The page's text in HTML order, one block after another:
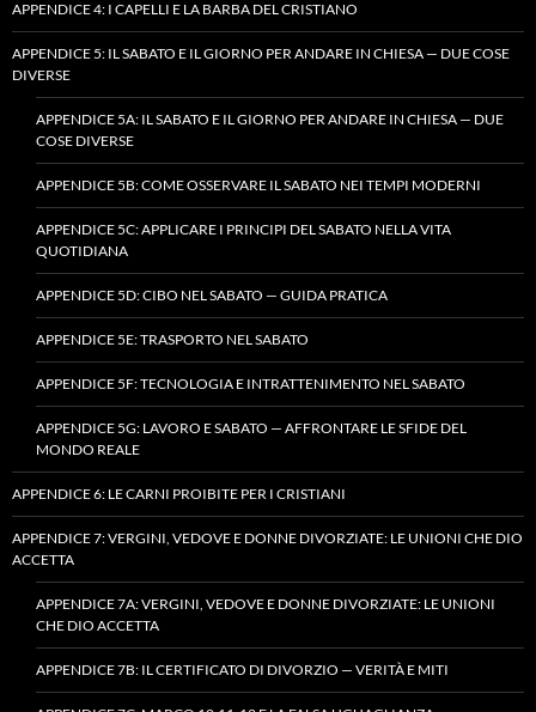
APPENDICE 4: I CAPELLI E LA BARBA DEL CRISTIANO
APPENDICE 5: IL SABATO E IL GIORNO PER ANDARE IN CHIESA — DUE COSE
DIVERSE
APPENDICE 5A: IL SABATO E IL GIORNO PER ANDARE IN CHIESA — DUE
COSE DIVERSE
APPENDICE 5B: COME OSSERVARE IL SABATO NEI TEMPI MODERNI
APPENDICE 5C: APPLICARE I PRINCIPI DEL SABATO NELLA VITA
QUOTIDIANA
APPENDICE 5D: CIBO NEL SABATO — GUIDA PRATICA
APPENDICE 5E: TRASPORTO NEL SABATO
APPENDICE 5F: TECNOLOGIA E INTRATTENIMENTO NEL SABATO
APPENDICE 5G: LAVORO E SABATO — AFFRONTARE LE SFIDE DEL
MONDO REALE
APPENDICE 6: LE CARNI PROIBITE PER I CRISTIANI
APPENDICE 7: VERGINI, VEDOVE E DONNE DIVORZIATE: LE UNIONI CHE DIO
ACCETTA
APPENDICE 7A: VERGINI, VEDOVE E DONNE DIVORZIATE: LE UNIONI
CHE DIO ACCETTA
APPENDICE 7B: IL CERTIFICATO DI DIVORZIO — VERITÀ E MITI